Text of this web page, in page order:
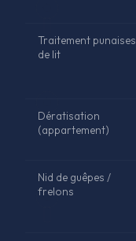
Traitement punaises
de lit
Dératisation
(appartement)
Nid de guêpes /
frelons